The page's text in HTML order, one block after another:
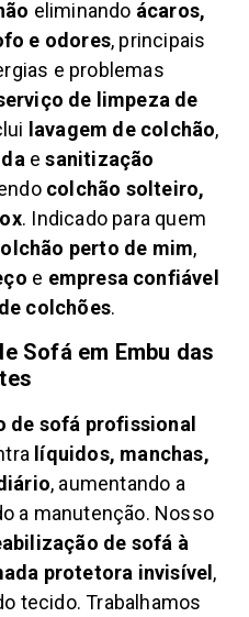
eliminando ácaros,
e odores, principais
e problemas
de limpeza de
lavagem de colchão,
esanitização
colchão solteiro,
. Indicado para quem
perto de mim,
e empresa confiável
colchões.
Sofá em Embu das
de sofá profissional
líquidos, manchas,
, aumentando a
a manutenção. Nosso
de sofá à
protetora invisível,
tecido. Trabalhamos